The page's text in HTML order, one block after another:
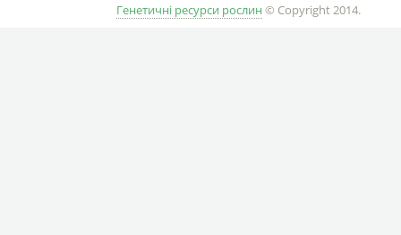
Генетичні ресурси рослин © Copyright 2014.